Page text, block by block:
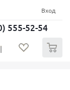
Вход
555-52-54